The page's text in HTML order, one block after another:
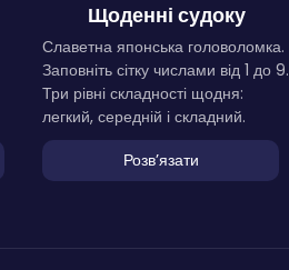
Щоденні судоку
Славетна японська головоломка.
Заповніть сітку числами від 1 до 9.
Три рівні складності щодня:
легкий, середній і складний.
Розвʼязати